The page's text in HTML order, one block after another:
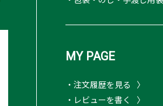
MY PAGE
・注文履歴を見る
・レビューを書く